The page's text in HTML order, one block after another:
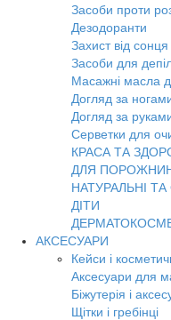
Засоби проти
Дезодоранти
Захист від
Засоби для
Масажні масла
Догляд за
Догляд за
Серветки для
КРАСА ТА
ДЛЯ
НАТУРАЛЬНІ
ДІТИ
АКСЕСУАРИ
Кейси і
Аксесуари для
Біжутерія і
Щітки і гребінці